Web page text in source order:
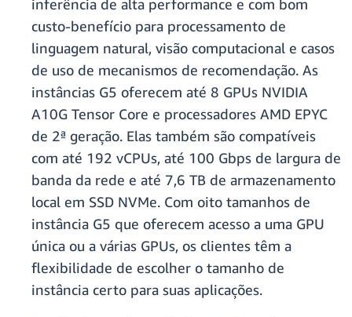
inferência de alta performance e com bom
custo-benefício para processamento de
linguagem natural, visão computacional e casos
de uso de mecanismos de recomendação. As
instâncias G5 oferecem até 8 GPUs NVIDIA
A10G Tensor Core e processadores AMD EPYC
de 2ª geração. Elas também são compatíveis
com até 192 vCPUs, até 100 Gbps de largura de
banda da rede e até 7,6 TB de armazenamento
local em SSD NVMe. Com oito tamanhos de
instância G5 que oferecem acesso a uma GPU
única ou a várias GPUs, os clientes têm a
flexibilidade de escolher o tamanho de
instância certo para suas aplicações.